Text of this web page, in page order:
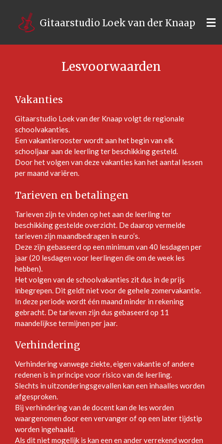
direct
naar
Gitaarstudio Loek van der Knaap
Lesvoorwaarden
Vakanties
Gitaarstudio Loek van der Knaap volgt de regionale
schoolvakanties.
Een vakantierooster wordt aan het begin van elk
schooljaar aan de leerling ter beschikking gesteld.
Door het volgen van deze vakanties kan het aantal lessen
per maand variëren.
Tarieven en betalingen
Tarieven zijn te vinden op het aan de leerling ter
beschikking gestelde overzicht. De daarop vermelde
tarieven zijn maandbedragen in euro’s.
Deze zijn gebaseerd op een minimum van 40 lesdagen per
jaar (20 lesdagen voor leerlingen die om de week les
hebben).
Het volgen van de schoolvakanties zit dus in de prijs
inbegrepen. Dit geldt niet voor de gehele zomervakantie.
In deze periode wordt één maand minder in rekening
gebracht. De tarieven zijn dus gebaseerd op 11
maandelijkse termijnen per jaar.
Verhindering
Verhindering vanwege ziekte, eigen vakantie of andere
redenen is in principe voor risico van de leerling.
Slechts in uitzonderingsgevallen kan een inhaalles worden
afgesproken.
Bij verhindering van de docent kan de les worden
waargenomen door een vervanger of op een later tijdstip
worden ingehaald.
Als dit niet mogelijk is kan een en ander verrekend worden